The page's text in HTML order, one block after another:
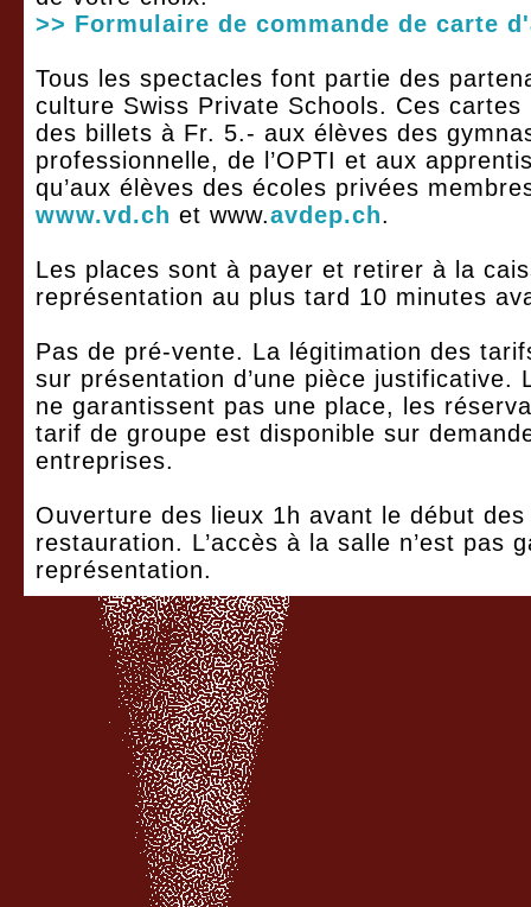
>> Formulaire de commande de carte
Tous les spectacles font partie des
culture Swiss Private Schools. Ces cartes
des billets à Fr. 5.- aux élèves des
professionnelle, de l’OPTI et aux
qu’aux élèves des écoles privées
www.vd.ch et www.avdep.ch.
Les places sont à payer et retirer à la
représentation au plus tard 10 minutes
Pas de pré-vente. La légitimation des
sur présentation d’une pièce justificative.
ne garantissent pas une place, les
tarif de groupe est disponible sur
entreprises.
Ouverture des lieux 1h avant le début
restauration. L’accès à la salle n’est pas
représentation.